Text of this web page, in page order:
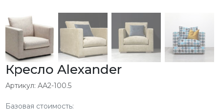
Кресло Alexander
Артикул: АА2-100.5
Базовая стоимость: